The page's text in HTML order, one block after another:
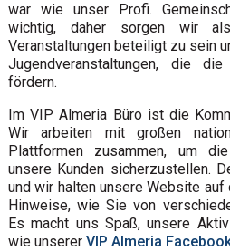
war wie unser Profi.
wichtig, daher sorgen wir
Veranstaltungen beteiligt zu sein
Jugendveranstaltungen, die
fördern.
Im VIP Almeria Büro ist die
Wir arbeiten mit großen
Plattformen zusammen, um
unsere Kunden sicherzustellen.
und wir halten unsere Website
Hinweise, wie Sie von
Es macht uns Spaß, unsere
wie unserer VIP Almeria